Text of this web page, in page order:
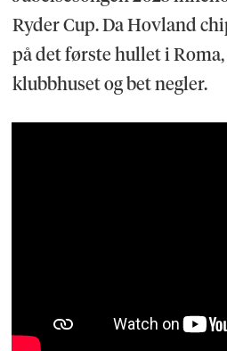
Ryder Cup. Da Hovland
på det første hullet i
klubbhuset og bet negler.